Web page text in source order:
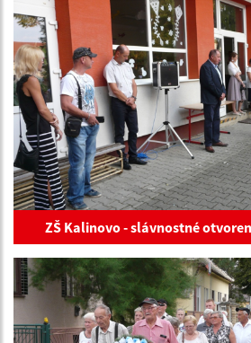
ZŠ Kalinovo - slávnostné